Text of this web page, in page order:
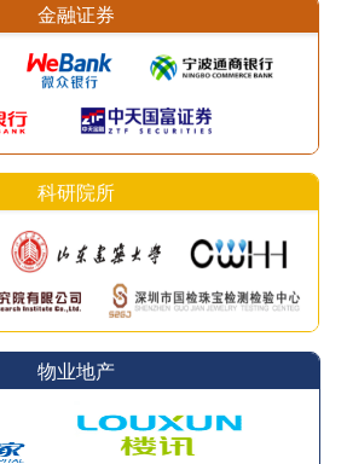
金融证券
科研院所
物业地产